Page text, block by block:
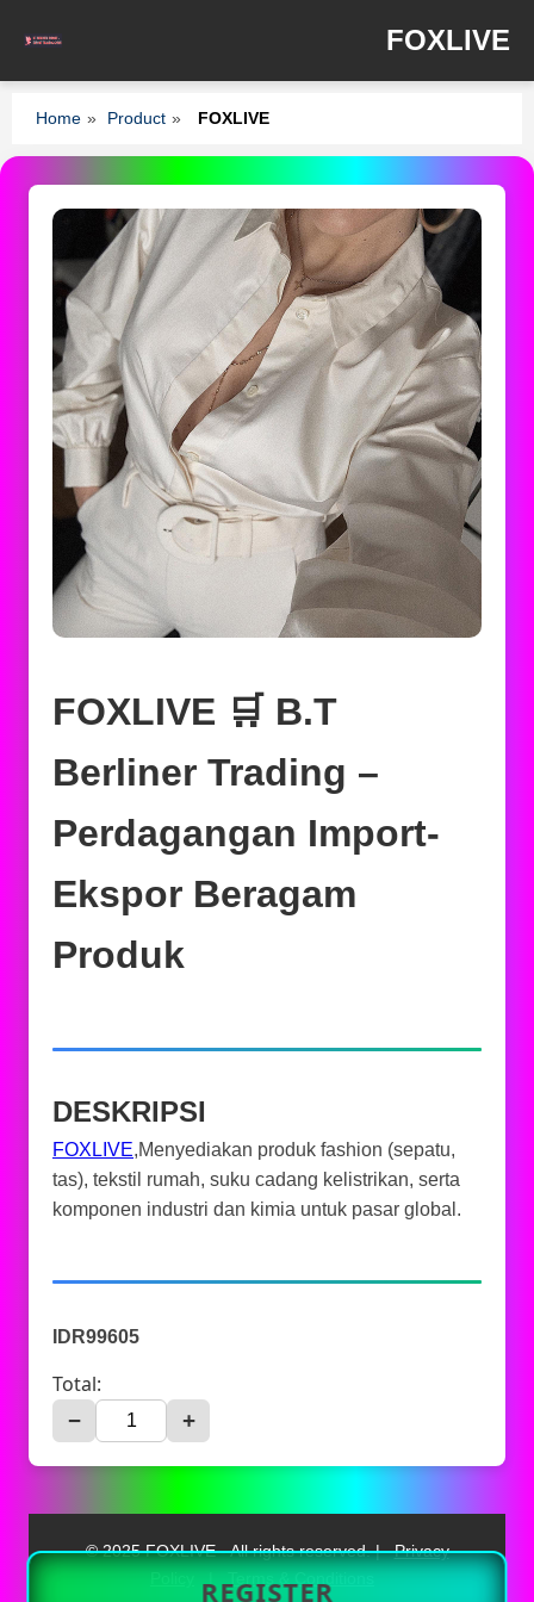
FOXLIVE
Home » Product » FOXLIVE
FOXLIVE 🛒 B.T
Berliner Trading –
Perdagangan Import-
Ekspor Beragam
Produk
DESKRIPSI
FOXLIVE,Menyediakan produk fashion (sepatu,
tas), tekstil rumah, suku cadang kelistrikan, serta
komponen industri dan kimia untuk pasar global.
IDR99605
Total:
− +
REGISTER
© 2025 FOXLIVE - All rights reserved. | Privacy
Policy
Terms & Conditions